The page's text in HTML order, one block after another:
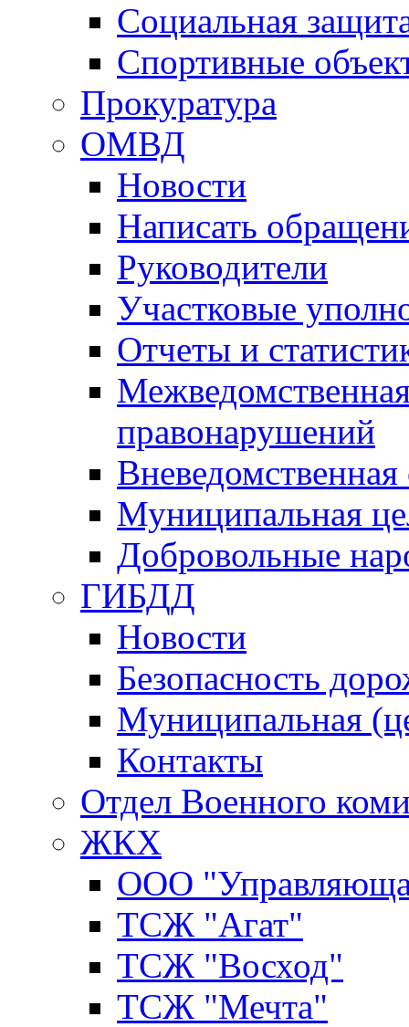
Социальная
Спортивные
Прокуратура
ОМВД
Новости
Написать
Руководители
Участковые
Отчеты и
правонарушений
Вневедомственная
Муниципальная
Добровольные
ГИБДД
Новости
Безопасность
Муниципальная
Контакты
Отдел Военного
ЖКХ
ООО
ТСЖ "Агат"
ТСЖ "Восход"
ТСЖ "Мечта"